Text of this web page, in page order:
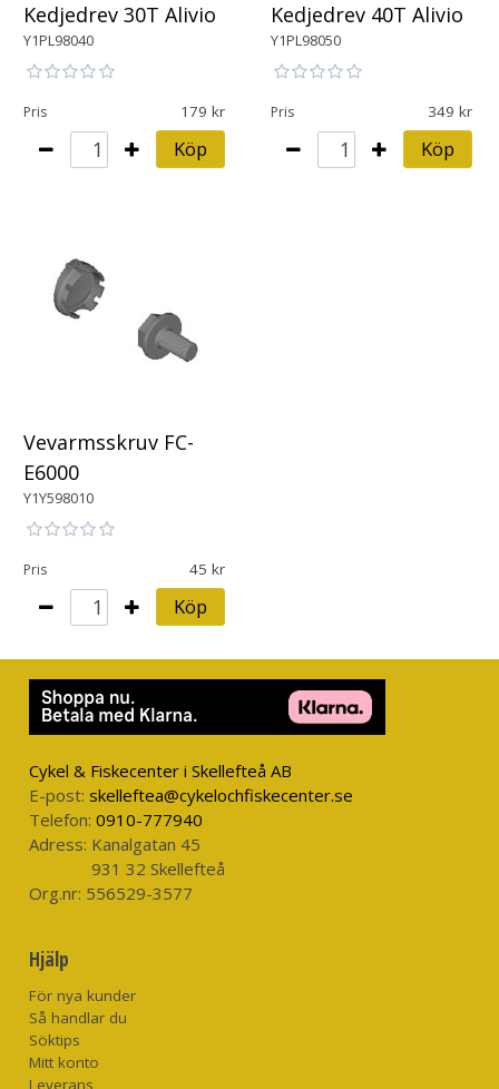
Kedjedrev 30T Alivio
Y1PL98040
Pris 179
Köp
Kedjedrev 40T Alivio
Y1PL98050
Pris 349
Köp
Vevarmsskruv FC-
E6000
Y1Y598010
Pris 45
Köp
Cykel & Fiskecenter i Skellefteå AB
E-post: skelleftea@cykelochfiskecenter.se
Telefon: 0910-777940
Adress: Kanalgatan 45
931 32 Skellefteå
Org.nr: 556529-3577
Hjälp
För nya kunder
Så handlar du
Söktips
Mitt konto